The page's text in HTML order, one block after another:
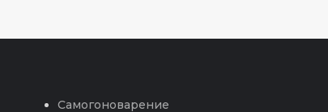
Самогоноварение